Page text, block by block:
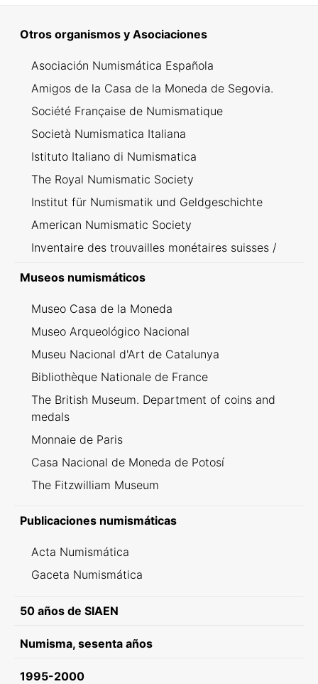
Otros organismos y Asociaciones
Asociación Numismática Española
Amigos de la Casa de la Moneda de Segovia.
Société Française de Numismatique
Società Numismatica Italiana
Istituto Italiano di Numismatica
The Royal Numismatic Society
Institut für Numismatik und Geldgeschichte
American Numismatic Society
Inventaire des trouvailles monétaires suisses /
Museos numismáticos
Museo Casa de la Moneda
Museo Arqueológico Nacional
Museu Nacional d'Art de Catalunya
Bibliothèque Nationale de France
The British Museum. Department of coins and
medals
Monnaie de Paris
Casa Nacional de Moneda de Potosí
The Fitzwilliam Museum
Publicaciones numismáticas
Acta Numismática
Gaceta Numismática
50 años de SIAEN
Numisma, sesenta años
1995-2000